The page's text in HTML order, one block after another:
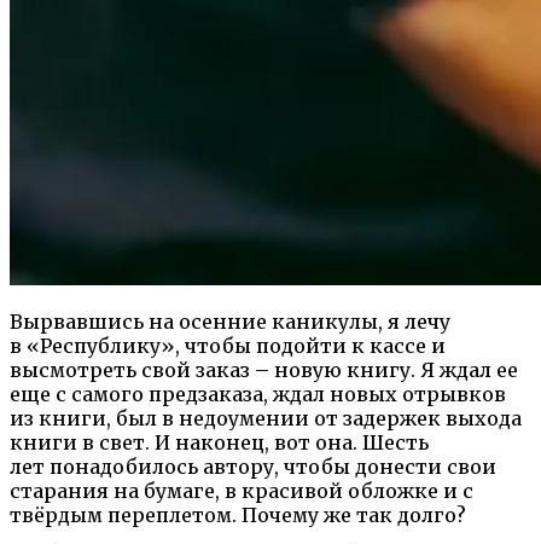
Вырвавшись на осенние каникулы, я лечу
в «Республику», чтобы подойти к кассе и
высмотреть свой заказ – новую книгу. Я ждал ее
еще с самого предзаказа, ждал новых отрывков
из книги, был в недоумении от задержек выхода
книги в свет. И наконец, вот она. Шесть
лет понадобилось автору, чтобы донести свои
старания на бумаге, в красивой обложке и с
твёрдым переплетом. Почему же так долго?